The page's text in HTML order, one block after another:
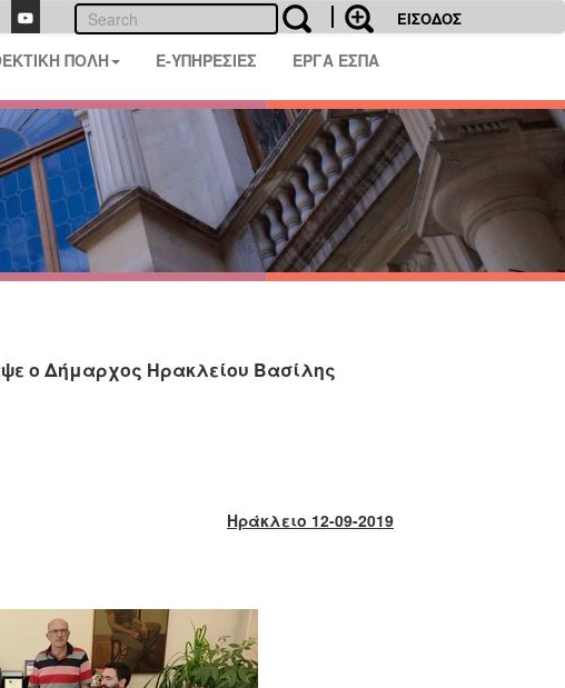
ΕΙΣΟΔΟΣ
ΠΟΛΗ E-ΥΠΗΡΕΣΙΕΣ ΕΡΓΑ ΕΣΠΑ
ο Δήμαρχος Ηρακλείου Βασίλης
Ηράκλειο 12-09-2019